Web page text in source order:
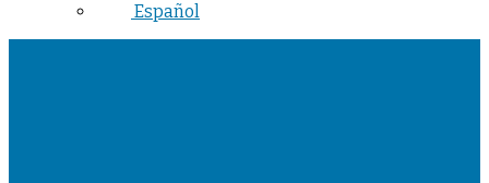
Español